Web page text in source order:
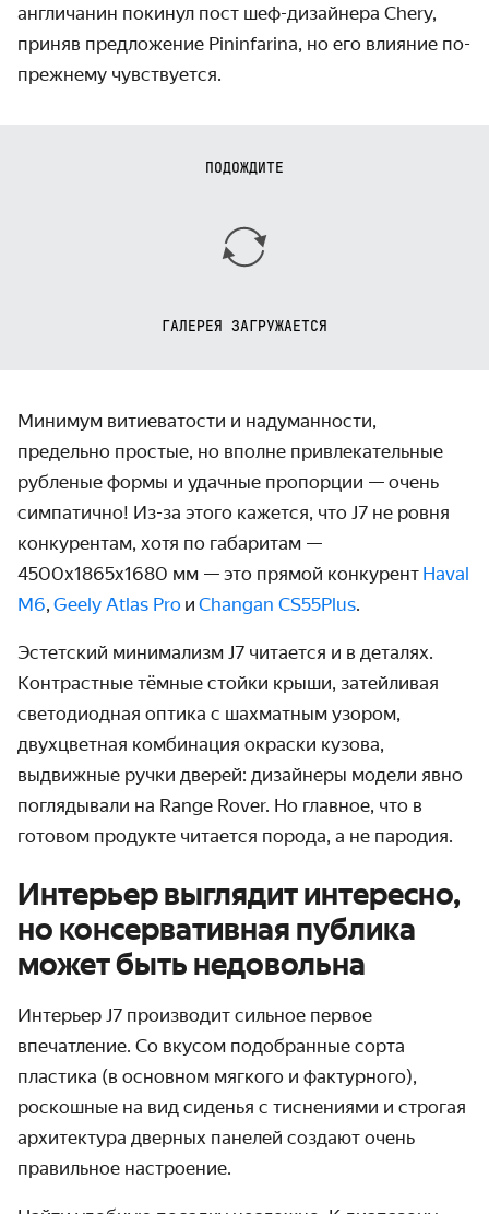
англичанин покинул пост шеф-дизайнера Chery,
приняв предложение Pininfarina, но его влияние по-
прежнему чувствуется.
ПОДОЖДИТЕ
ГАЛЕРЕЯ ЗАГРУЖАЕТСЯ
Минимум витиеватости и надуманности,
предельно простые, но вполне привлекательные
рубленые формы и удачные пропорции — очень
симпатично! Из-за этого кажется, что J7 не ровня
конкурентам, хотя по габаритам —
4500х1865х1680 мм — это прямой конкурент Haval
M6, Geely Atlas Pro и Changan CS55Plus.
Эстетский минимализм J7 читается и в деталях.
Контрастные тёмные стойки крыши, затейливая
светодиодная оптика с шахматным узором,
двухцветная комбинация окраски кузова,
выдвижные ручки дверей: дизайнеры модели явно
поглядывали на Range Rover. Но главное, что в
готовом продукте читается порода, а не пародия.
Интерьер выглядит интересно,
но консервативная публика
может быть недовольна
Интерьер J7 производит сильное первое
впечатление. Со вкусом подобранные сорта
пластика (в основном мягкого и фактурного),
роскошные на вид сиденья с тиснениями и строгая
архитектура дверных панелей создают очень
правильное настроение.